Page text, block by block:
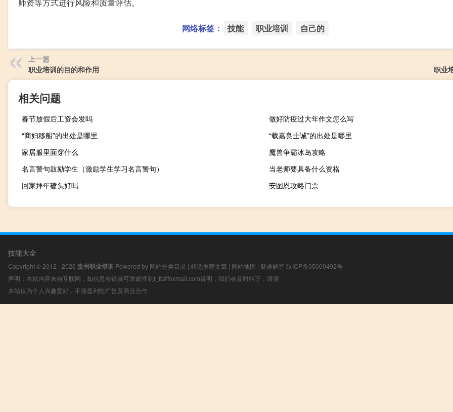
网络标签： 技能 职业培训 自己的
上一篇
职业培训的目的和作用
职业
相关问题
春节放假后工资会发吗
做好防疫过大年作文怎么写
“商妇移船”的出处是哪里
“载嘉良士诚”的出处是哪里
家居服里面穿什么
魔兽争霸冰岛攻略
名言警句鼓励学生（激励学生学习名言警句）
当老师要具备什么资格
回家拜年磕头好吗
安图恩攻略门票
技能大全
Copyright © 2012 - 2026 贵州职业培训 Powered by 网站分类目录 | 精选推荐文章 | 网站地图 | 疑难解答 陕ICP备05009492号
声明：本站内容来自互联网，如信息有错误可发邮件到f_fb#foxmail.com说明，我们会及时纠正，谢谢
本站仅为个人兴趣爱好，不接盈利性广告及商业合作